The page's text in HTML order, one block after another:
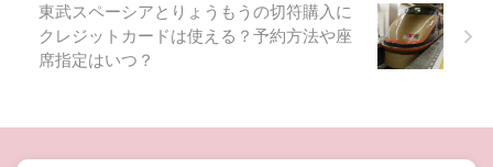
東武スペーシアとりょうもうの切符購入に
クレジットカードは使える？予約方法や座
席指定はいつ？